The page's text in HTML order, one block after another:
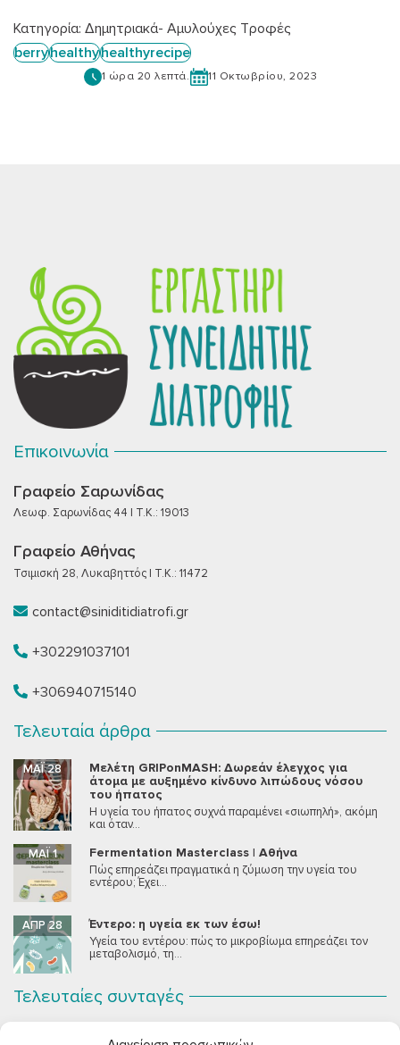
Κατηγορία: Δημητριακά- Αμυλούχες Τροφές
berryhealthyhealthyrecipe
1 ώρα 20 λεπτά. 11 Οκτωβρίου, 2023
Επικοινωνία
Γραφείο Σαρωνίδας
Λεωφ. Σαρωνίδας 44 | T.K.: 19013
Γραφείο Αθήνας
Τσιμισκή 28, Λυκαβηττός | T.K.: 11472
contact@siniditidiatrofi.gr
+302291037101
+306940715140
Τελευταία άρθρα
Μελέτη GRIPonMASH: Δωρεάν έλεγχος για
άτομα με αυξημένο κίνδυνο λιπώδους νόσου
του ήπατος
ΜΆΙ 28
Η υγεία του ήπατος συχνά παραμένει «σιωπηλή», ακόμη
και όταν...
Fermentation Masterclass | Αθήνα
ΜΆΙ 1
Πώς επηρεάζει πραγματικά η ζύμωση την υγεία του
εντέρου; Έχει...
Έντερο: η υγεία εκ των έσω!
ΑΠΡ 28
Υγεία του εντέρου: πώς το μικροβίωμα επηρεάζει τον
μεταβολισμό, τη...
Τελευταίες συνταγές